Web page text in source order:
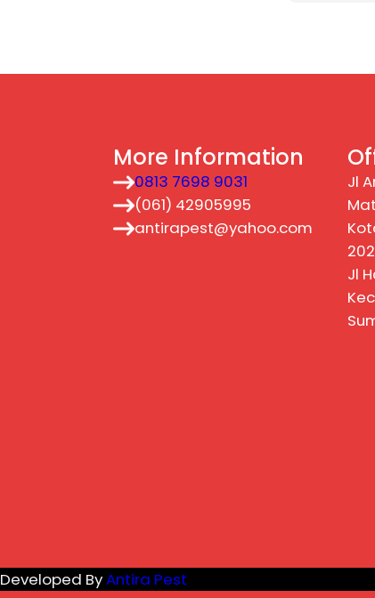
More Information
0813 7698 9031
(061) 42905995
antirapest@yahoo.com
Jl
Jl
Developed ByAntira Pest